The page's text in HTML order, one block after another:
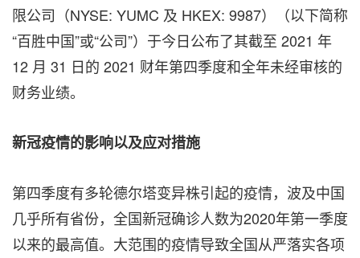
限公司（NYSE: YUMC 及 HKEX: 9987）（以下简称
“百胜中国”或“公司”）于今日公布了其截至 2021 年
12 月 31 日的 2021 财年第四季度和全年未经审核的
财务业绩。
新冠疫情的影响以及应对措施
第四季度有多轮德尔塔变异株引起的疫情，波及中国
几乎所有省份，全国新冠确诊人数为2020年第一季度
以来的最高值。大范围的疫情导致全国从严落实各项